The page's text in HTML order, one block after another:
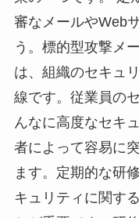
審なメールやWeb
う。標的型攻撃メ
は、組織のセキュ
線です。従業員の
んなに高度なセキ
者によって容易に
ます。定期的な研
キュリティに関す